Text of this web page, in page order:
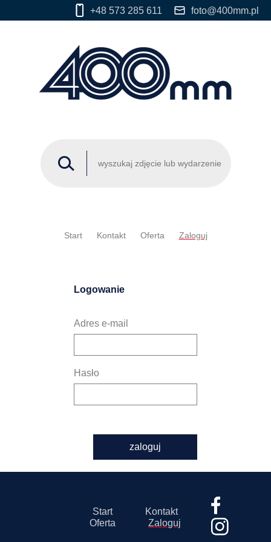
+48 573 285 611 foto@400mm.pl
Start Kontakt Oferta Zaloguj
Logowanie
Adres e-mail
Hasło
zaloguj
Start
Kontakt
Oferta
Zaloguj